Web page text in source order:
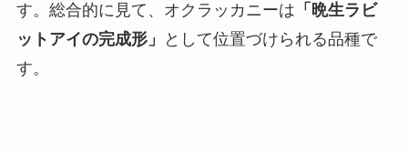
す。総合的に見て、オクラッカニーは 「晩生ラビ
ットアイの完成形」
として位置づけられる品種で
す。